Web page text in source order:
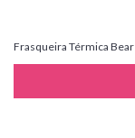
Frasqueira Térmica Bear